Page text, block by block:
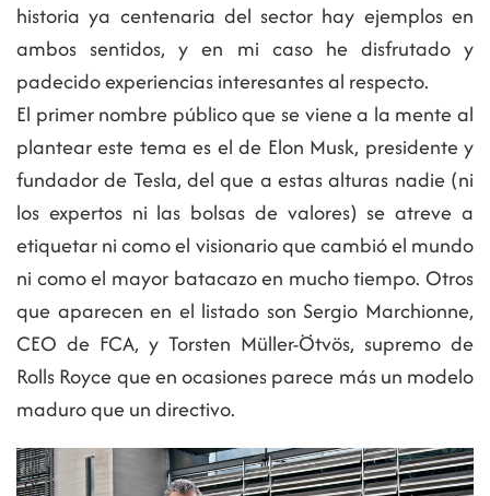
historia ya centenaria del sector hay ejemplos en
ambos sentidos, y en mi caso he disfrutado y
padecido experiencias interesantes al respecto.
El primer nombre público que se viene a la mente al
plantear este tema es el de Elon Musk, presidente y
fundador de Tesla, del que a estas alturas nadie (ni
los expertos ni las bolsas de valores) se atreve a
etiquetar ni como el visionario que cambió el mundo
ni como el mayor batacazo en mucho tiempo. Otros
que aparecen en el listado son Sergio Marchionne,
CEO de FCA, y Torsten Müller-Ötvös, supremo de
Rolls Royce que en ocasiones parece más un modelo
maduro que un directivo.